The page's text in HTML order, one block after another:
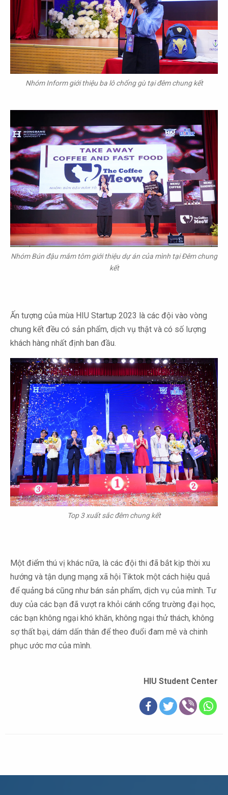
Nhóm Inform giới thiệu ba lô chống gù tại đêm chung kết
Nhóm Bún đậu mắm tôm giới thiệu dự án của mình tại Đêm chung
kết
Ấn tượng của mùa HIU Startup 2023 là các đội vào vòng
chung kết đều có sản phẩm, dịch vụ thật và có số lượng
khách hàng nhất định ban đầu.
Top 3 xuất sắc đêm chung kết
Một điểm thú vị khác nữa, là các đội thi đã bắt kịp thời xu
hướng và tận dụng mạng xã hội Tiktok một cách hiệu quả
để quảng bá cũng như bán sản phẩm, dịch vụ của mình. Tư
duy của các bạn đã vượt ra khỏi cánh cổng trường đại học,
các bạn không ngại khó khăn, không ngại thử thách, không
sợ thất bại, dám dấn thân để theo đuổi đam mê và chinh
phục ước mơ của mình.
HIU Student Center